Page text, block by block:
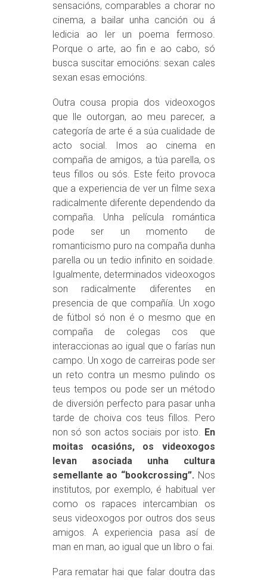
sensacións, comparables a chorar no
cinema, a bailar unha canción ou á
ledicia ao ler un poema fermoso.
Porque o arte, ao fin e ao cabo, só
busca suscitar emocións: sexan cales
sexan esas emocións.
Outra cousa propia dos videoxogos
que lle outorgan, ao meu parecer, a
categoría de arte é a súa cualidade de
acto social. Imos ao cinema en
compaña de amigos, a túa parella, os
teus fillos ou sós. Este feito provoca
que a experiencia de ver un filme sexa
radicalmente diferente dependendo da
compaña. Unha película romántica
pode ser un momento de
romanticismo puro na compaña dunha
parella ou un tedio infinito en soidade.
Igualmente, determinados videoxogos
son radicalmente diferentes en
presencia de que compañía. Un xogo
de fútbol só non é o mesmo que en
compaña de colegas cos que
interaccionas ao igual que o farías nun
campo. Un xogo de carreiras pode ser
un reto contra un mesmo pulindo os
teus tempos ou pode ser un método
de diversión perfecto para pasar unha
tarde de choiva cos teus fillos. Pero
non só son actos sociais por isto. En
moitas ocasións, os videoxogos
levan asociada unha cultura
semellante ao “bookcrossing”. Nos
institutos, por exemplo, é habitual ver
como os rapaces intercambian os
seus videoxogos por outros dos seus
amigos. A experiencia pasa así de
man en man, ao igual que un libro o fai.
Para rematar hai que falar doutra das